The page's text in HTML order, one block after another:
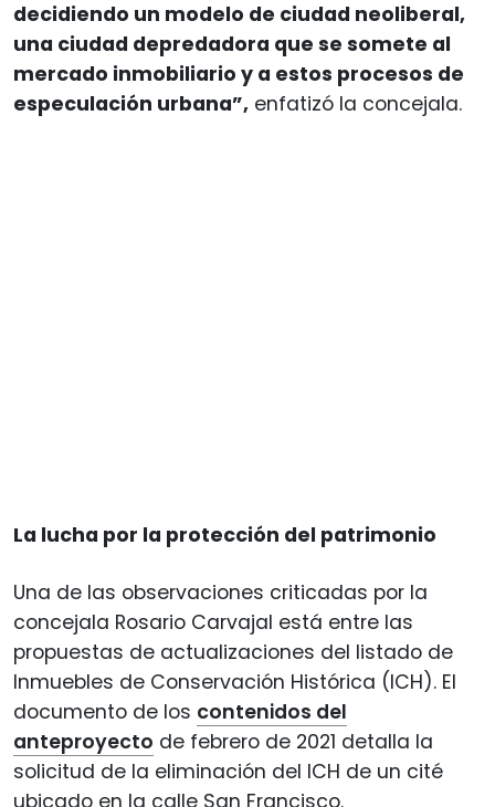
decidiendo un modelo de ciudad neoliberal,
una ciudad depredadora que se somete al
mercado inmobiliario y a estos procesos de
especulación urbana”, enfatizó la concejala.
La lucha por la protección del patrimonio
Una de las observaciones criticadas por la
concejala Rosario Carvajal está entre las
propuestas de actualizaciones del listado de
Inmuebles de Conservación Histórica (ICH). El
documento de los contenidos del
anteproyecto de febrero de 2021 detalla la
solicitud de la eliminación del ICH de un cité